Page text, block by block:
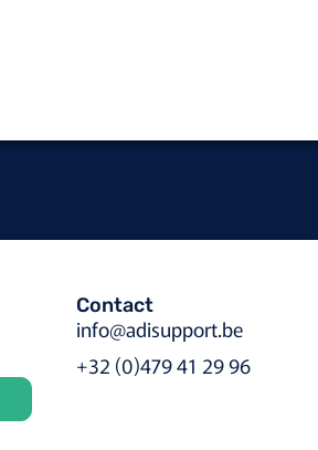
Contact
info@adisupport.be
+32 (0)479 41 29 96